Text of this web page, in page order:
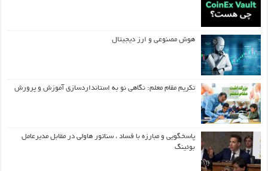
هوش مصنوعی و ارز دیجیتال
تکریم مقام معلم: نگاهی نو به استانداردسازی آموزش و پرورش
پاسخگویی و مبارزه با فساد ، سناتور هاولی در مقابل مدیرعامل
بوئینگ